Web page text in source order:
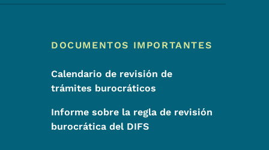
DOCUMENTOS IMPORTANTES
Calendario de revisión de
trámites burocráticos
Informe sobre la regla de revisión
burocrática del DIFS